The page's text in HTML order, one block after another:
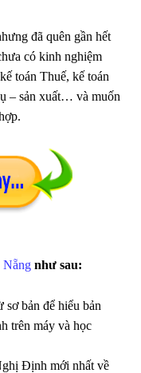
đã quên gần hết
có kinh nghiệm
toán Thuế, kế toán
– sản xuất… và muốn
Nẵng như sau:
bản để hiểu bản
trên máy và học
Định mới nhất về